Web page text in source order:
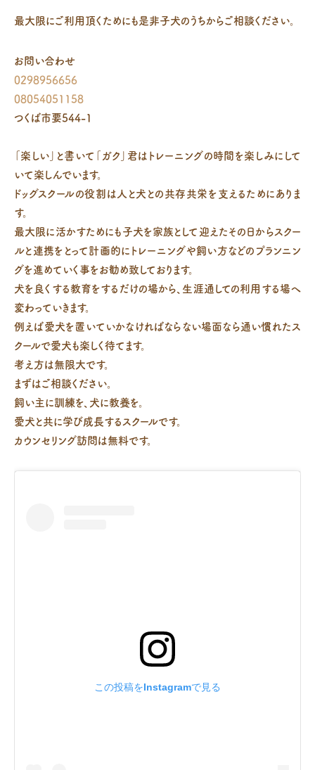
最大限にご利用頂くためにも是非子犬のうちからご相談ください。
お問い合わせ
0298956656
08054051158
つくば市要544-1
「楽しい」と書いて「ガク」君はトレーニングの時間を楽しみにして
いて楽しんでいます。
ドッグスクールの役割は人と犬との共存共栄を支えるためにありま
す。
最大限に活かすためにも子犬を家族として迎えたその日からスクー
ルと連携をとって計画的にトレーニングや飼い方などのプランニン
グを進めていく事をお勧め致しております。
犬を良くする教育をするだけの場から、生涯通しての利用する場へ
変わっていきます。
例えば愛犬を置いていかなければならない場面なら通い慣れたス
クールで愛犬も楽しく待てます。
考え方は無限大です。
まずはご相談ください。
飼い主に訓練を、犬に教養を。
愛犬と共に学び成長するスクールです。
カウンセリング訪問は無料です。
この投稿をInstagramで見る